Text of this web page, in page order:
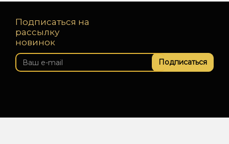
Подписаться на
рассылку
новинок
Подписаться